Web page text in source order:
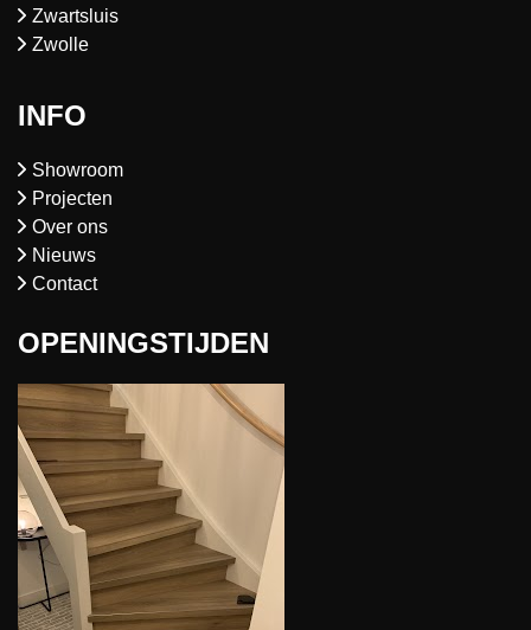
Zwartsluis
Zwolle
INFO
Showroom
Projecten
Over ons
Nieuws
Contact
OPENINGSTIJDEN